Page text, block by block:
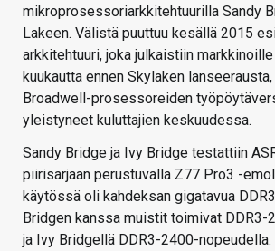
mikroprosessoriarkkitehtuurilla Sandy
Lakeen. Välistä puuttuu kesällä 2015
arkkitehtuuri, joka julkaistiin
kuukautta ennen Skylaken
Broadwell-prosessoreiden
yleistyneet kuluttajien keskuudessa.
Sandy Bridge ja Ivy Bridge testattiin
piirisarjaan perustuvalla Z77 Pro3 -
käytössä oli kahdeksan gigatavua
Bridgen kanssa muistit toimivat DDR3-
ja Ivy Bridgellä DDR3-2400-